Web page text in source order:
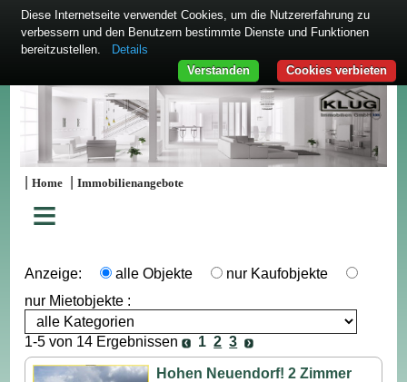
|Home |Immobilienangebote
≡
Anzeige: alle Objekte
nur Kaufobjekte
nur Mietobjekte :
1-5 von 14 Ergebnissen 1 2 3
Hohen Neuendorf! 2 Zimmer
Diese Internetseite verwendet Cookies, um die Nutzererfahrung zu
verbessern und den Benutzern bestimmte Dienste und Funktionen
bereitzustellen.
Details
Cookies verbieten
Verstanden